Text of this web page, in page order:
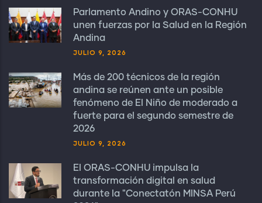
Parlamento Andino y ORAS-CONHU
unen fuerzas por la Salud en la Región
Andina
JULIO 9, 2026
Más de 200 técnicos de la región
andina se reúnen ante un posible
fenómeno de El Niño de moderado a
fuerte para el segundo semestre de
2026
JULIO 9, 2026
El ORAS-CONHU impulsa la
transformación digital en salud
durante la "Conectatón MINSA Perú